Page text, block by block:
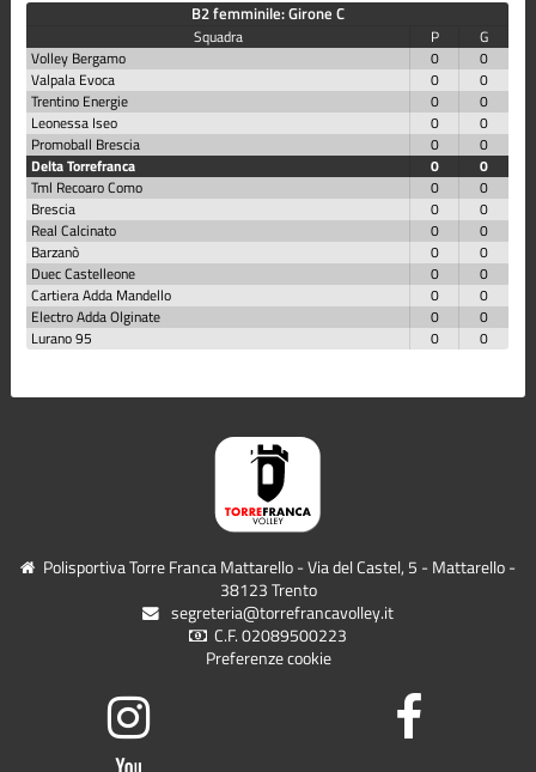
B2 femminile: Girone C
Squadra P
G
Volley Bergamo
0
0
Valpala Evoca
0
0
Trentino Energie
0
0
Leonessa Iseo
0
0
Promoball Brescia
0
0
Delta Torrefranca
0
0
Tml Recoaro Como
0
0
Brescia
0
0
Real Calcinato
0
0
Barzanò
0
0
Duec Castelleone
0
0
Cartiera Adda Mandello
0
0
Electro Adda Olginate
0
0
Lurano 95
0 0
Polisportiva Torre Franca Mattarello - Via del Castel, 5 - Mattarello -
38123 Trento
segreteria@torrefrancavolley.it
C.F. 02089500223
Preferenze cookie